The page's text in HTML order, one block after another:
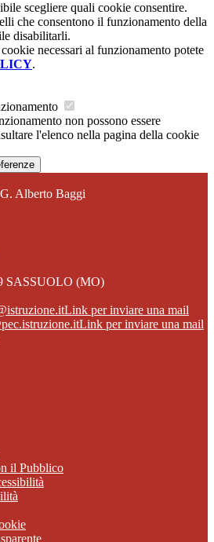
scegliere quali cookie consentire.
che consentono il funzionamento della
disabilitarli.
necessari al funzionamento potete
.
non possono essere
l'elenco nella pagina della cookie
Alberto Baggi
SASSUOLO (MO)
Link per inviare una mail
Link per inviare una mail
il Pubblico